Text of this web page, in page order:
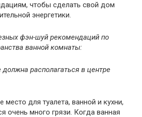
чтобы сделать свой дом
энергетики.
фэн-шуй рекомендаций по
ванной комнаты:
располагаться в центре
место для туалета, ванной и кухни,
очень много грязи. Когда ванная